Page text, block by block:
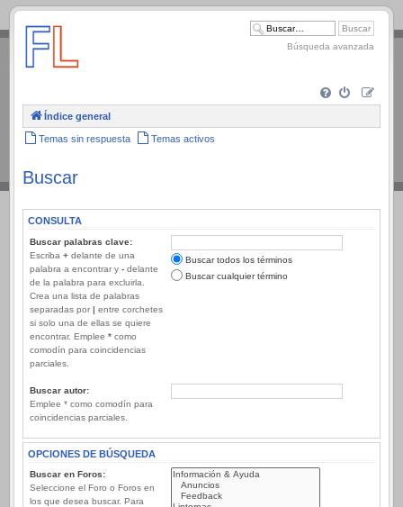
.
Búsqueda avanzada
Índice general
Temas sin respuesta Temas activos
Buscar
CONSULTA
Buscar palabras clave:
Escriba + delante de una
palabra a encontrar y - delante
de la palabra para excluirla.
Crea una lista de palabras
separadas por | entre corchetes
si solo una de ellas se quiere
encontrar. Emplee * como
comodín para coincidencias
parciales.
Buscar todos los términos
Buscar cualquier término
Buscar autor:
Emplee * como comodín para
coincidencias parciales.
OPCIONES DE BÚSQUEDA
Buscar en Foros:
Seleccione el Foro o Foros en
los que desea buscar. Para